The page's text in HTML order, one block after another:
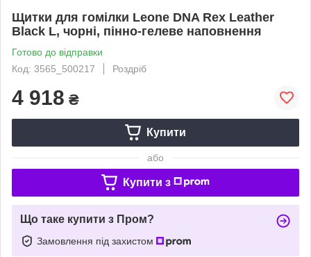
Щитки для гомілки Leone DNA Rex Leather
Black L, чорні, пінно-гелеве наповнення
Готово до відправки
Код: 3565_500217
Роздріб
4 918 ₴
Купити
або
Купити з
Що таке купити з Пром?
Замовлення під захистом